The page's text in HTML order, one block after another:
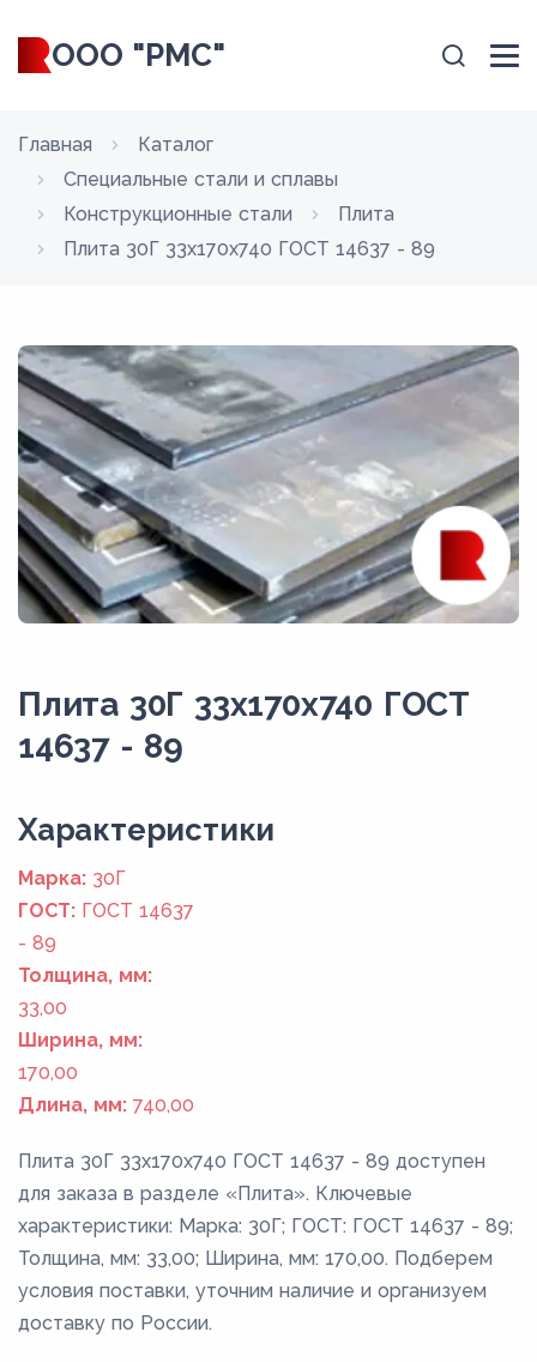
ООО "РМС"
Главная
Каталог
Специальные стали и сплавы
Конструкционные стали
Плита
Плита 30Г 33x170x740 ГОСТ 14637 - 89
Плита 30Г 33x170x740 ГОСТ
14637 - 89
Xарактеристики
Марка: 30Г
ГОСТ: ГОСТ 14637
- 89
Толщина, мм:
33,00
Ширина, мм:
170,00
Длина, мм: 740,00
Плита 30Г 33x170x740 ГОСТ 14637 - 89 доступен
для заказа в разделе «Плита». Ключевые
характеристики: Марка: 30Г; ГОСТ: ГОСТ 14637 - 89;
Толщина, мм: 33,00; Ширина, мм: 170,00. Подберем
условия поставки, уточним наличие и организуем
доставку по России.